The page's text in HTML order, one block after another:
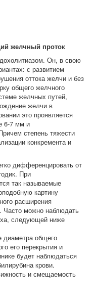
желчный проток
Он, в свою
с развитием
оттока желчи и без
общего желчного
желчных путей,
желчи в
это проявляется
6-7 мм и
степень тяжести
конкремента и
дифференцировать от
При
так называемые
картину
расширения
Часто можно наблюдать
следующей ниже
диаметра общего
его перекрытия и
будет наблюдаться
крови.
и смещаемость